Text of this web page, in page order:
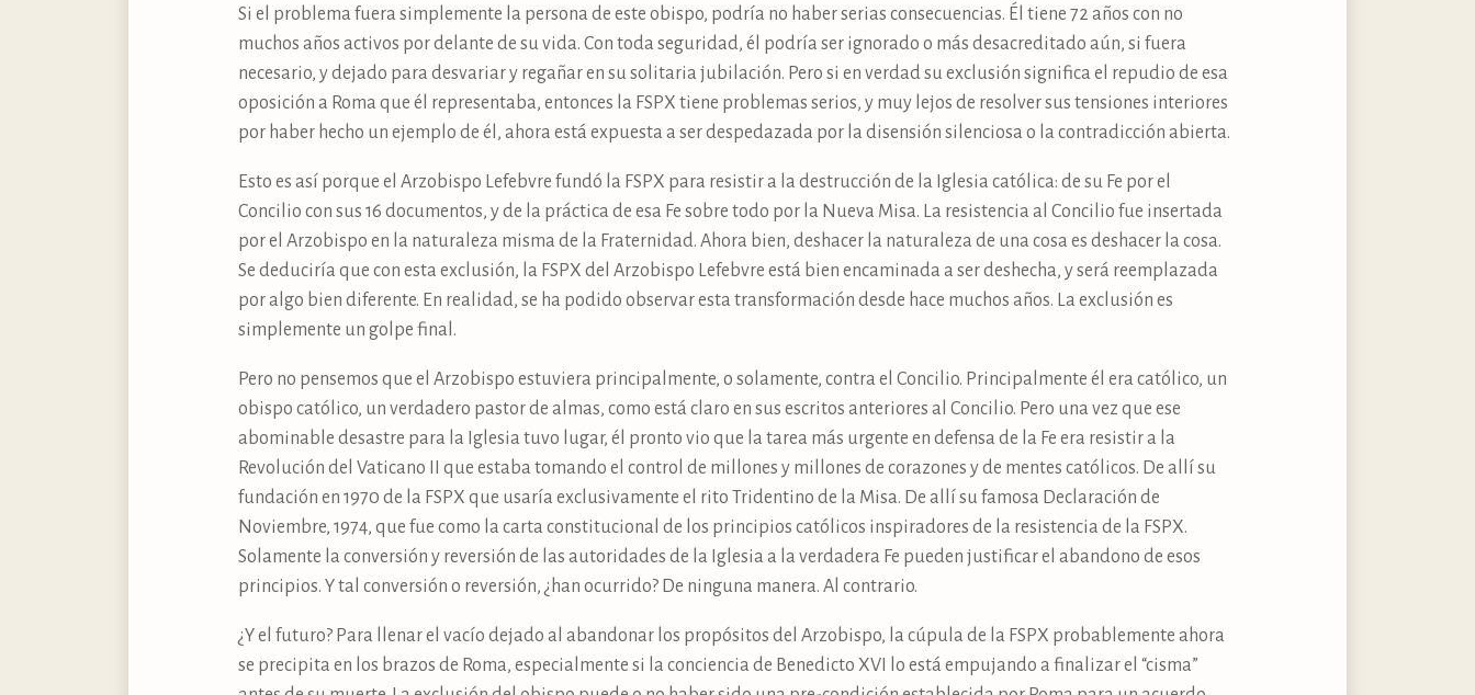
Si el problema fuera simplemente la persona de este obispo, podría no haber serias consecuencias. Él tiene 72 años con no
muchos años activos por delante de su vida. Con toda seguridad, él podría ser ignorado o más desacreditado aún, si fuera
necesario, y dejado para desvariar y regañar en su solitaria jubilación. Pero si en verdad su exclusión significa el repudio de esa
oposición a Roma que él representaba, entonces la FSPX tiene problemas serios, y muy lejos de resolver sus tensiones interiores
por haber hecho un ejemplo de él, ahora está expuesta a ser despedazada por la disensión silenciosa o la contradicción abierta.
Esto es así porque el Arzobispo Lefebvre fundó la FSPX para resistir a la destrucción de la Iglesia católica: de su Fe por el
Concilio con sus 16 documentos, y de la práctica de esa Fe sobre todo por la Nueva Misa. La resistencia al Concilio fue insertada
por el Arzobispo en la naturaleza misma de la Fraternidad. Ahora bien, deshacer la naturaleza de una cosa es deshacer la cosa.
Se deduciría que con esta exclusión, la FSPX del Arzobispo Lefebvre está bien encaminada a ser deshecha, y será reemplazada
por algo bien diferente. En realidad, se ha podido observar esta transformación desde hace muchos años. La exclusión es
simplemente un golpe final.
Pero no pensemos que el Arzobispo estuviera principalmente, o solamente, contra el Concilio. Principalmente él era católico, un
obispo católico, un verdadero pastor de almas, como está claro en sus escritos anteriores al Concilio. Pero una vez que ese
abominable desastre para la Iglesia tuvo lugar, él pronto vio que la tarea más urgente en defensa de la Fe era resistir a la
Revolución del Vaticano II que estaba tomando el control de millones y millones de corazones y de mentes católicos. De allí su
fundación en 1970 de la FSPX que usaría exclusivamente el rito Tridentino de la Misa. De allí su famosa Declaración de
Noviembre, 1974, que fue como la carta constitucional de los principios católicos inspiradores de la resistencia de la FSPX.
Solamente la conversión y reversión de las autoridades de la Iglesia a la verdadera Fe pueden justificar el abandono de esos
principios. Y tal conversión o reversión, ¿han ocurrido? De ninguna manera. Al contrario.
¿Y el futuro? Para llenar el vacío dejado al abandonar los propósitos del Arzobispo, la cúpula de la FSPX probablemente ahora
se precipita en los brazos de Roma, especialmente si la conciencia de Benedicto XVI lo está empujando a finalizar el “cisma”